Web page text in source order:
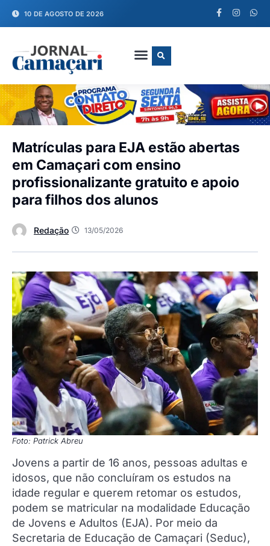
10 DE AGOSTO DE 2026
Matrículas para EJA estão abertas
em Camaçari com ensino
profissionalizante gratuito e apoio
para filhos dos alunos
Redação 13/05/2026
Foto: Patrick Abreu
Jovens a partir de 16 anos, pessoas adultas e
idosos, que não concluíram os estudos na
idade regular e querem retomar os estudos,
podem se matricular na modalidade Educação
de Jovens e Adultos (EJA). Por meio da
Secretaria de Educação de Camaçari (Seduc),